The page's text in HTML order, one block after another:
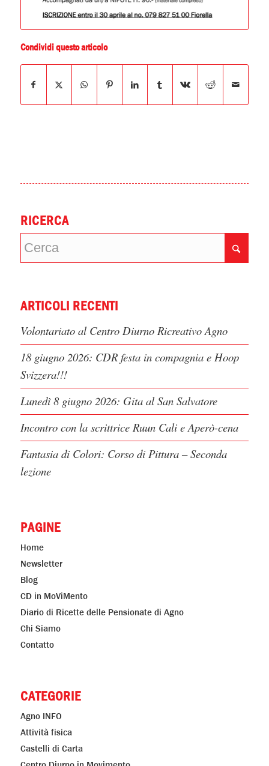
Condividi questo articolo
RICERCA
ARTICOLI RECENTI
Volontariato al Centro Diurno Ricreativo Agno
18 giugno 2026: CDR festa in compagnia e Hoop
Svizzera!!!
Lunedì 8 giugno 2026: Gita al San Salvatore
Incontro con la scrittrice Ruun Cali e Aperò-cena
Fantasia di Colori: Corso di Pittura – Seconda
lezione
PAGINE
Home
Newsletter
Blog
CD in MoViMento
Diario di Ricette delle Pensionate di Agno
Chi Siamo
Contatto
CATEGORIE
Agno INFO
Attività fisica
Castelli di Carta